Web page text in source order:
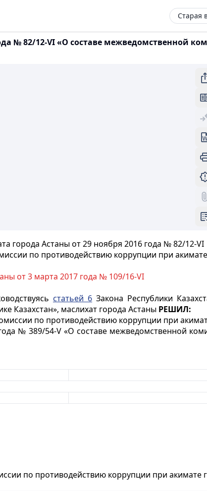
Старая
№ 82/12-VI «О составе межведомственной
города Астаны от 29 ноября 2016 года № 82/12-VI
по противодействию коррупции при
от 3 марта 2017 года № 109/16-VI
статьей 6 Закона Республики
Казахстан», маслихат города Астаны РЕШИЛ:
по противодействию коррупции при
№ 389/54-V «О составе межведомственной
по противодействию коррупции при акимате